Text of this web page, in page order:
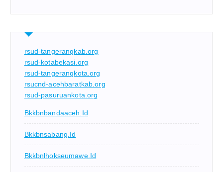
rsud-tangerangkab.org
rsud-kotabekasi.org
rsud-tangerangkota.org
rsucnd-acehbaratkab.org
rsud-pasuruankota.org
Bkkbnbandaaceh.id
Bkkbnsabang.id
Bkkbnlhokseumawe.id